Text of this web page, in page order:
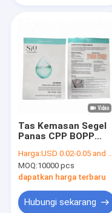
Tas Kemasan Segel
Panas CPP BOPP
Kelembaban
Harga:USD 0.02-0.05 and negotiation
MOQ:10000 pcs
dapatkan harga terbaru
Hubungi sekarang